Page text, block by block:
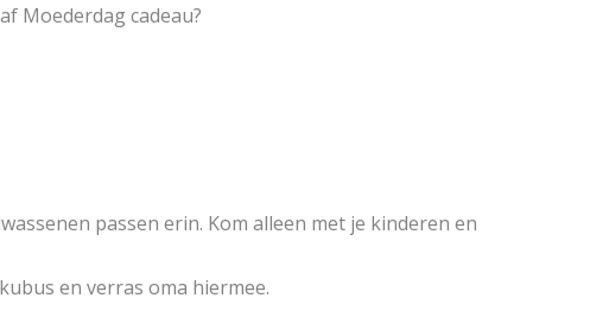
Moederdag cadeau?
passen erin. Kom alleen met je kinderen en
en verras oma hiermee.